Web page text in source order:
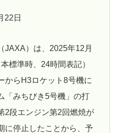
22日
JAXA）は、2025年12月
標準時、24時間表記）
からH3ロケット8号機に
「みちびき5号機」の打
2段エンジン第2回燃焼が
に停止したことから、予